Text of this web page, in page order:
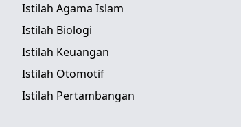
Istilah Agama Islam
Istilah Biologi
Istilah Keuangan
Istilah Otomotif
Istilah Pertambangan